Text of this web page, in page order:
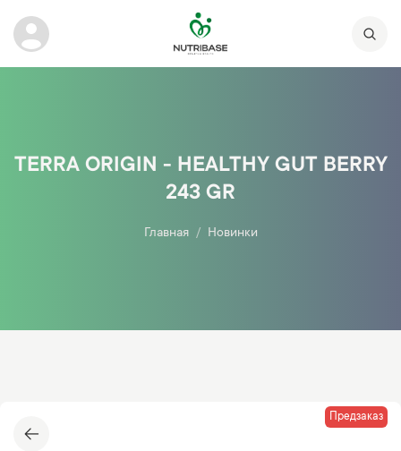
TERRA ORIGIN - HEALTHY GUT BERRY
243 GR
Главная Новинки
Предзаказ